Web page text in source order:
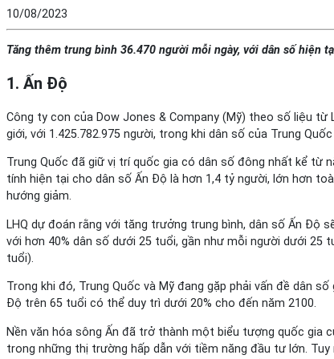
10/08/2023
Tăng thêm trung bình 36.470 người mỗi ngày, với dân số hiện
1. Ấn Độ
Công ty con của Dow Jones & Company (Mỹ) theo số liệu
giới, với 1.425.782.975 người, trong khi dân số của Trung
Trung Quốc đã giữ vị trí quốc gia có dân số đông nhất kể từ
tính hiện tại cho dân số Ấn Độ là hơn 1,4 tỷ người, lớn hơn
hướng giảm.
LHQ dự đoán rằng với tăng trưởng trung bình, dân số Ấn Độ
với hơn 40% dân số dưới 25 tuổi, gần như mỗi người dưới
tuổi).
Trong khi đó, Trung Quốc và Mỹ đang gặp phải vấn đề dân
Độ trên 65 tuổi có thể duy trì dưới 20% cho đến năm 2100.
Nền văn hóa sông Ấn đã trở thành một biểu tượng quốc
trong những thị trường hấp dẫn với tiềm năng đầu tư lớn.